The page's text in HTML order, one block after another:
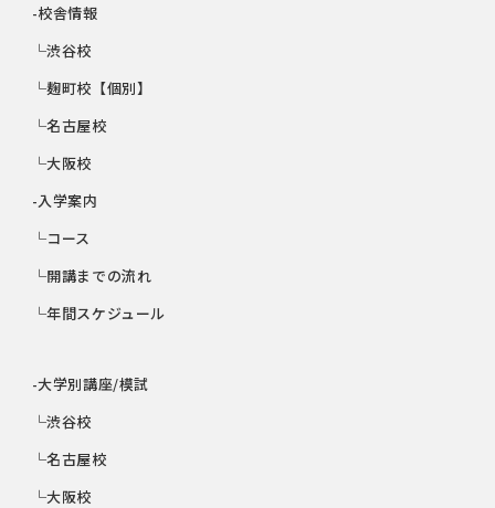
-校舎情報
└渋谷校
└麹町校【個別】
└名古屋校
└大阪校
-入学案内
└コース
└開講までの流れ
└年間スケジュール
-大学別講座/模試
└渋谷校
└名古屋校
└大阪校